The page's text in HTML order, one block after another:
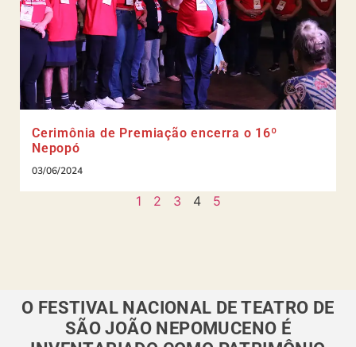
Cerimônia de Premiação encerra o 16º
Nepopó
03/06/2024
1 2 3 4 5
O FESTIVAL NACIONAL DE TEATRO DE
SÃO JOÃO NEPOMUCENO É